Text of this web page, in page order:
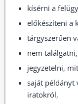
kísérni a
előkészíteni a
tárgyszerűen
nem
jegyzetelni,
saját példányt
iratokról,